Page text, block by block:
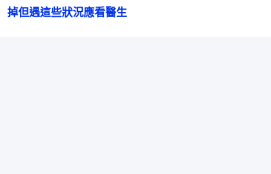
掉但遇這些狀況應看醫生